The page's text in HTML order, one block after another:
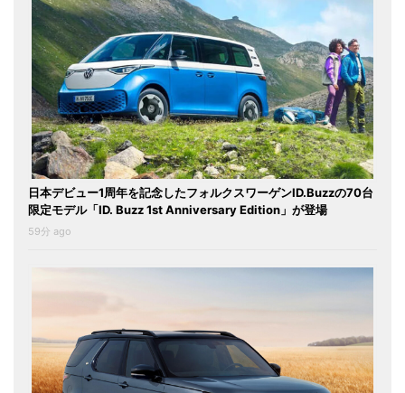
日本デビュー1周年を記念したフォルクスワーゲンID.Buzzの70台
限定モデル「ID. Buzz 1st Anniversary Edition」が登場
59分 ago